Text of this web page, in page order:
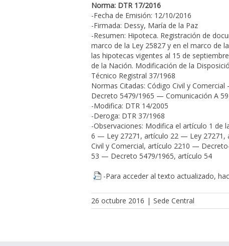
Norma: DTR 17/2016
-Fecha de Emisión: 12/10/2016
-Firmada: Dessy, María de la Paz
-Resumen: Hipoteca. Registración de
marco de la Ley 25827 y en el marco de
las hipotecas vigentes al 15 de
de la Nación. Modificación de la
Técnico Registral 37/1968
Normas Citadas: Código Civil y
Decreto 5479/1965 — Comunicación A
-Modifica: DTR 14/2005
-Deroga: DTR 37/1968
-Observaciones: Modifica el artículo 1
6 — Ley 27271, artículo 22 — Ley 27271,
Civil y Comercial, artículo 2210 —
53 — Decreto 5479/1965, artículo 54
-Para acceder al texto actualizado,
26 octubre 2016 | Sede Central